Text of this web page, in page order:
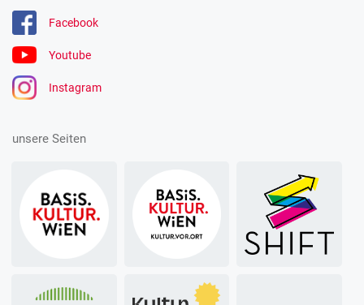
Facebook
Youtube
Instagram
unsere Seiten